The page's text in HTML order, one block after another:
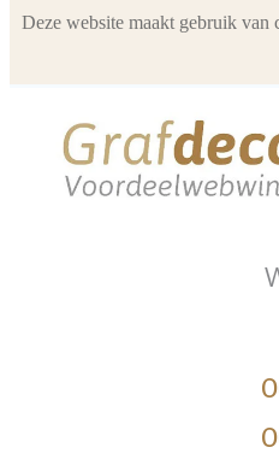
Deze website maakt gebruik van